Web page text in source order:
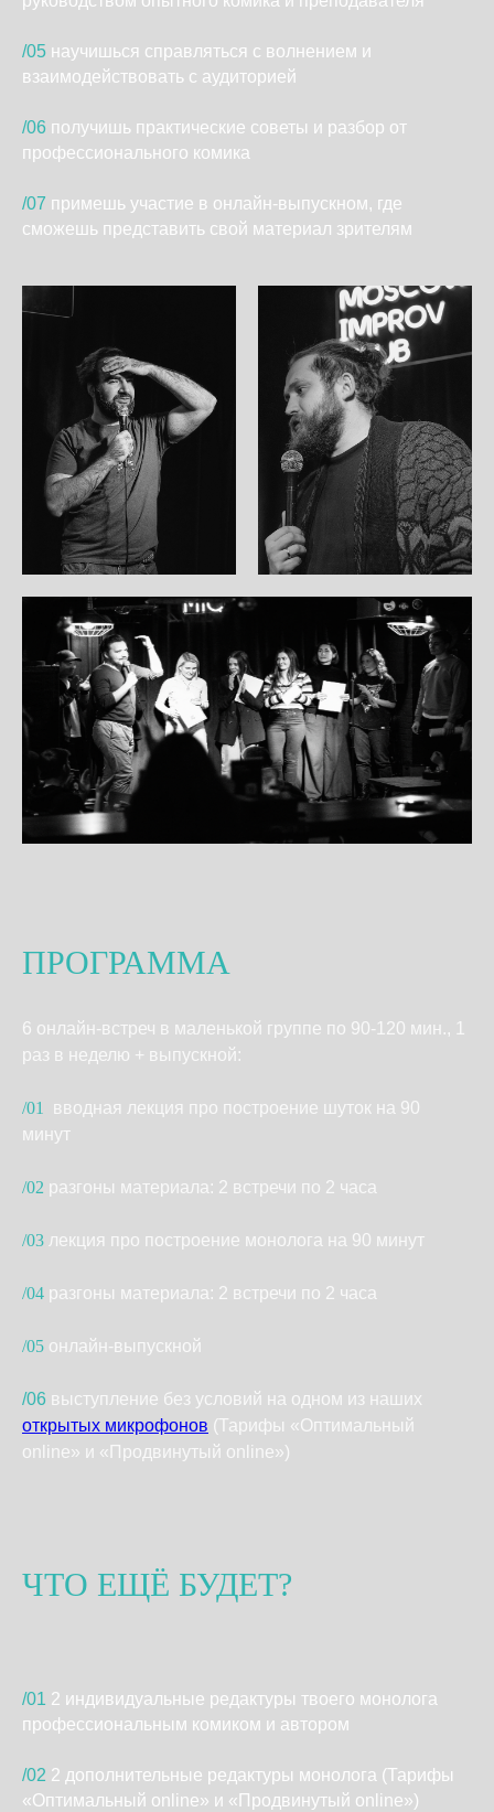
/05 ㅤнаучишься справляться с волнением и
взаимодействовать с аудиторией
/06 ㅤполучишь практические советы и разбор от
профессионального комика
/07 ㅤпримешь участие в онлайн-выпускном, где
сможешь представить свой материал зрителям
ПРОГРАММА
6 онлайн-встреч в маленькой группе по 90-120 мин., 1
раз в неделю + выпускной:
/01 ㅤ вводная лекция про построение шуток на 90
минут
/02 ㅤразгоны материала: 2 встречи по 2 часа
/03 лекция про построение монолога на 90 минут
/04 ㅤразгоны материала: 2 встречи по 2 часа
/05 онлайн-выпускной
/06 ㅤвыступление без условий на одном из наших
открытых микрофонов (Тарифы «Оптимальный
online» и «Продвинутый online»)
ЧТО ЕЩЁ БУДЕТ?
/01 2 индивидуальные редактуры твоего монолога
профессиональным комиком и автором
/02 ㅤ2 дополнительные редактуры монолога (Тарифы
«Оптимальный online» и «Продвинутый online»)